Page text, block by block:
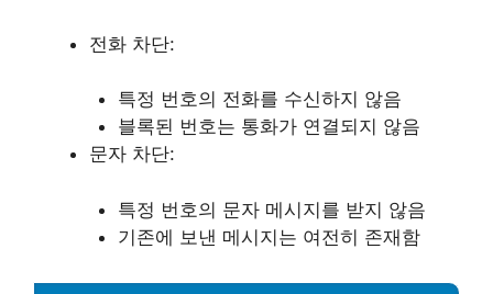
전화 차단:
특정 번호의 전화를 수신하지 않음
블록된 번호는 통화가 연결되지 않음
문자 차단:
특정 번호의 문자 메시지를 받지 않음
기존에 보낸 메시지는 여전히 존재함